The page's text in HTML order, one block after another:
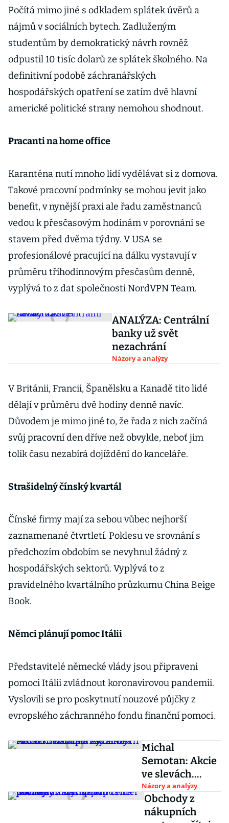
Počítá mimo jiné s odkladem splátek úvěrů a
nájmů v sociálních bytech. Zadluženým
studentům by demokratický návrh rovněž
odpustil 10 tisíc dolarů ze splátek školného. Na
definitivní podobě záchranářských
hospodářských opatření se zatím dvě hlavní
americké politické strany nemohou shodnout.
Pracanti na home office
Karanténa nutí mnoho lidí vydělávat si z domova.
Takové pracovní podmínky se mohou jevit jako
benefit, v nynější praxi ale řadu zaměstnanců
vedou k přesčasovým hodinám v porovnání se
stavem před dvěma týdny. V USA se
profesionálové pracující na dálku vystavují v
průměru tříhodinnovým přesčasům denně,
vyplývá to z dat společnosti NordVPN Team.
ANALÝZA: Centrální
banky už svět
nezachrání
Názory a analýzy
V Británii, Francii, Španělsku a Kanadě tito lidé
dělají v průměru dvě hodiny denně navíc.
Důvodem je mimo jiné to, že řada z nich začíná
svůj pracovní den dříve než obvykle, neboť jim
tolik času nezabírá dojíždění do kanceláře.
Strašidelný čínský kvartál
Čínské firmy mají za sebou vůbec nejhorší
zaznamenané čtvrtletí. Poklesu ve srovnání s
předchozím obdobím se nevyhnul žádný z
hospodářských sektorů. Vyplývá to z
pravidelného kvartálního průzkumu China Beige
Book.
Němci plánují pomoc Itálii
Představitelé německé vlády jsou připraveni
pomoci Itálii zvládnout koronavirovou pandemii.
Vyslovili se pro poskytnutí nouzové půjčky z
evropského záchranného fondu finanční pomoci.
Michal
Semotan: Akcie
ve slevách.
Nabídka
zajímavých
titulů k
Názory a analýzy
Obchody z
nákupních